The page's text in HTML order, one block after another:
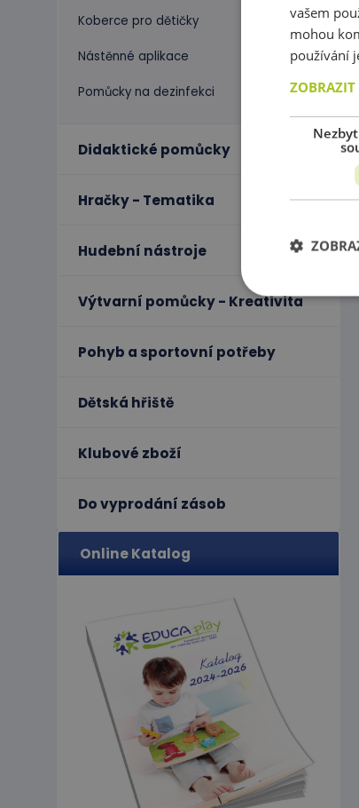
Koberce pro dětičky
Nástěnné aplikace
Pomůcky na dezinfekci
Didaktické pomůcky
Hračky - Tematika
Hudební nástroje
Výtvarní pomůcky - Kreativita
Pohyb a sportovní potřeby
Dětská hřiště
Klubové zboží
Do vyprodání zásob
Online Katalog
vašem
mohou
používání
ZOBRAZIT
limit